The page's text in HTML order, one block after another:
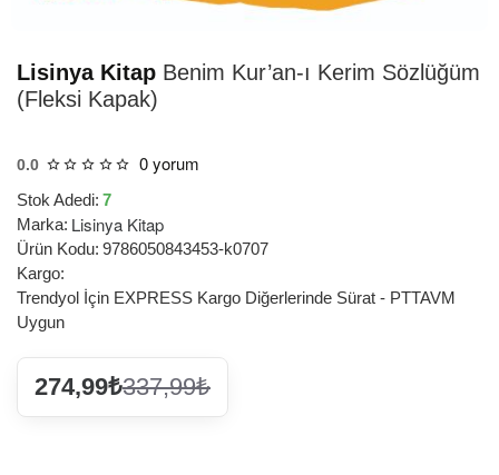
Lisinya Kitap Benim Kur’an-ı Kerim Sözlüğüm
(Fleksi Kapak)
0.0 0 yorum
Stok Adedi: 7
Marka: Lisinya Kitap
Ürün Kodu: 9786050843453-k0707
Kargo:
Trendyol İçin EXPRESS Kargo Diğerlerinde Sürat - PTTAVM
Uygun
274,99₺337,99₺